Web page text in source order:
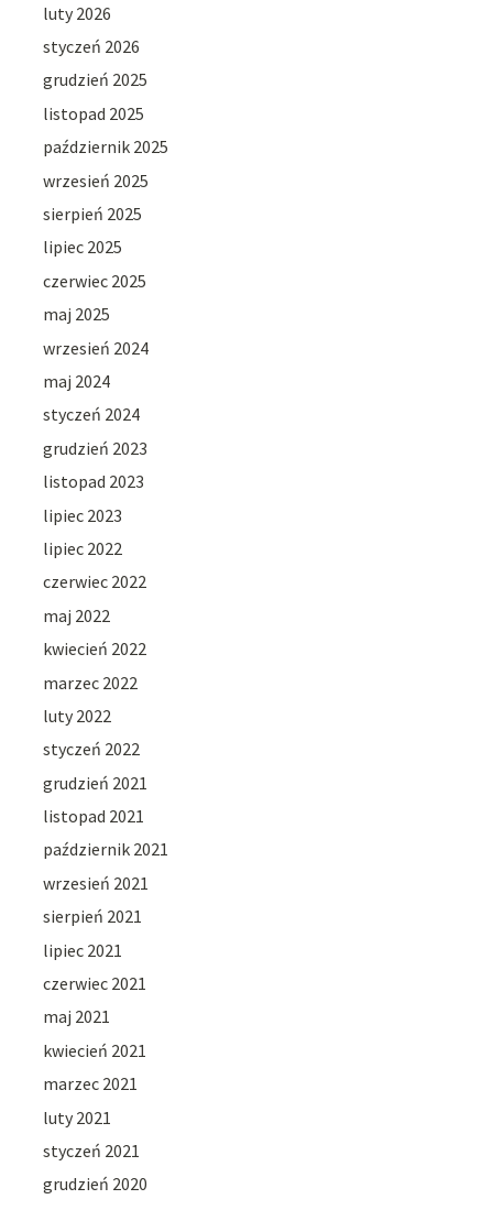
luty 2026
styczeń 2026
grudzień 2025
listopad 2025
październik 2025
wrzesień 2025
sierpień 2025
lipiec 2025
czerwiec 2025
maj 2025
wrzesień 2024
maj 2024
styczeń 2024
grudzień 2023
listopad 2023
lipiec 2023
lipiec 2022
czerwiec 2022
maj 2022
kwiecień 2022
marzec 2022
luty 2022
styczeń 2022
grudzień 2021
listopad 2021
październik 2021
wrzesień 2021
sierpień 2021
lipiec 2021
czerwiec 2021
maj 2021
kwiecień 2021
marzec 2021
luty 2021
styczeń 2021
grudzień 2020